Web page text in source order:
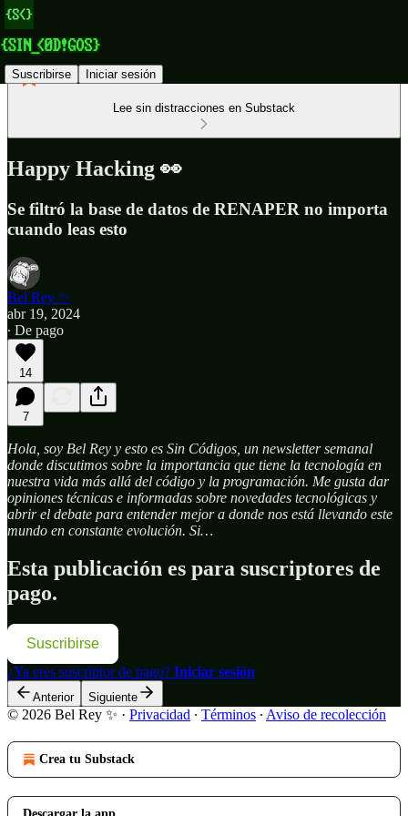
Suscribirse Iniciar sesión
Lee sin distracciones en Substack
Happy Hacking 👀
Se filtró la base de datos de RENAPER no importa
cuando leas esto
Bel Rey ✨
abr 19, 2024
∙ De pago
14
7
Hola, soy Bel Rey y esto es Sin Códigos, un newsletter semanal
donde discutimos sobre la importancia que tiene la tecnología en
nuestra vida más allá del código y la programación. Me gusta dar
opiniones técnicas e informadas sobre novedades tecnológicas y
abrir el debate para entender mejor a donde nos está llevando este
mundo en constante evolución. Si…
Esta publicación es para suscriptores de
pago.
Suscribirse
¿Ya eres suscriptor de pago? Iniciar sesión
Anterior Siguiente
© 2026 Bel Rey ✨ · Privacidad ∙ Términos ∙ Aviso de recolección
Crea tu Substack